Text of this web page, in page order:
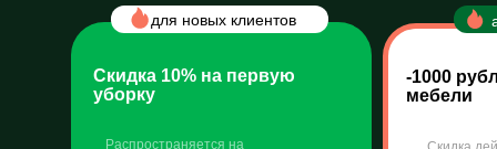
-1000
мебели
Распространяется на
Скидка 10% на первую
уборку
для новых клиентов